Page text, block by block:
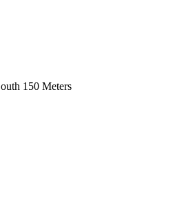
150 Meters